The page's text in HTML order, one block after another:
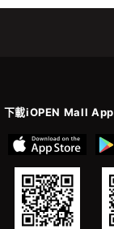
下載iOPEN Mall App